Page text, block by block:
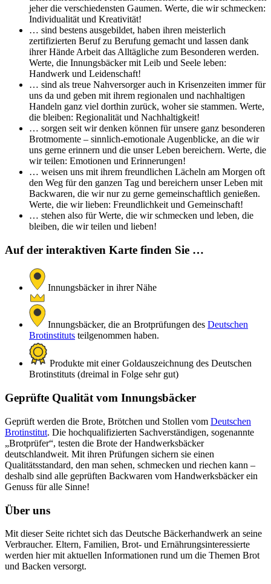
jeher die verschiedensten Gaumen. Werte, die wir schmecken:
Individualität und Kreativität!
… sind bestens ausgebildet, haben ihren meisterlich
zertifizierten Beruf zu Berufung gemacht und lassen dank
ihrer Hände Arbeit das Alltägliche zum Besonderen werden.
Werte, die Innungsbäcker mit Leib und Seele leben:
Handwerk und Leidenschaft!
… sind als treue Nahversorger auch in Krisenzeiten immer für
uns da und geben mit ihrem regionalen und nachhaltigen
Handeln ganz viel dorthin zurück, woher sie stammen. Werte,
die bleiben: Regionalität und Nachhaltigkeit!
… sorgen seit wir denken können für unsere ganz besonderen
Brotmomente – sinnlich-emotionale Augenblicke, an die wir
uns gerne erinnern und die unser Leben bereichern. Werte, die
wir teilen: Emotionen und Erinnerungen!
… weisen uns mit ihrem freundlichen Lächeln am Morgen oft
den Weg für den ganzen Tag und bereichern unser Leben mit
Backwaren, die wir nur zu gerne gemeinschaftlich genießen.
Werte, die wir lieben: Freundlichkeit und Gemeinschaft!
… stehen also für Werte, die wir schmecken und leben, die
bleiben, die wir teilen und lieben!
Auf der interaktiven Karte finden Sie …
Innungsbäcker in ihrer Nähe
Innungsbäcker, die an Brotprüfungen des Deutschen
Brotinstituts teilgenommen haben.
Produkte mit einer Goldauszeichnung des Deutschen
Brotinstituts (dreimal in Folge sehr gut)
Geprüfte Qualität vom Innungsbäcker
Geprüft werden die Brote, Brötchen und Stollen vom Deutschen
Brotinstitut. Die hochqualifizierten Sachverständigen, sogenannte
„Brotprüfer“, testen die Brote der Handwerksbäcker
deutschlandweit. Mit ihren Prüfungen sichern sie einen
Qualitätsstandard, den man sehen, schmecken und riechen kann –
deshalb sind alle geprüften Backwaren vom Handwerksbäcker ein
Genuss für alle Sinne!
Über uns
Mit dieser Seite richtet sich das Deutsche Bäckerhandwerk an seine
Verbraucher. Eltern, Familien, Brot- und Ernährungsinteressierte
werden hier mit aktuellen Informationen rund um die Themen Brot
und Backen versorgt.